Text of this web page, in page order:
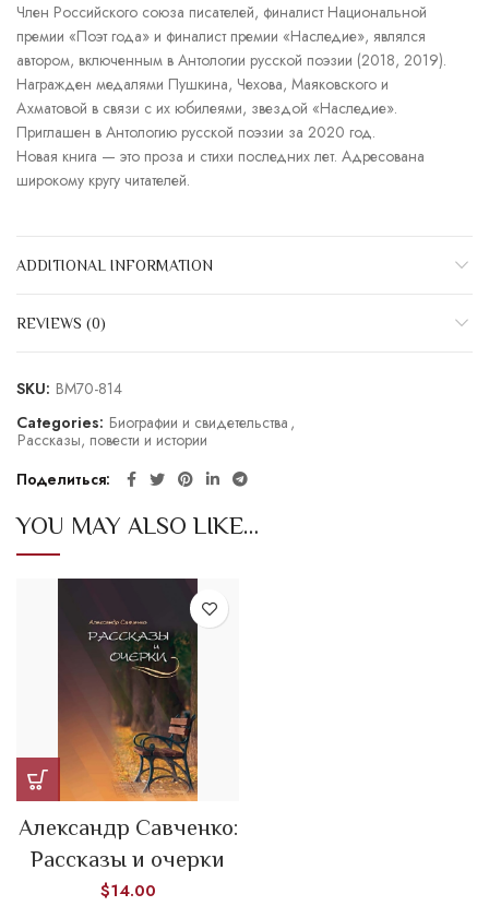
Член Российского союза писателей, финалист Национальной
премии «Поэт года» и финалист премии «Наследие», являлся
автором, включенным в Антологии русской поэзии (2018, 2019).
Награжден медалями Пушкина, Чехова, Маяковского и
Ахматовой в связи с их юбилеями, звездой «Наследие».
Приглашен в Антологию русской поэзии за 2020 год.
Новая книга — это проза и стихи последних лет. Адресована
широкому кругу читателей.
ADDITIONAL INFORMATION
REVIEWS (0)
SKU: BM70-814
Categories: Биографии и свидетельства ,
Рассказы, повести и истории
Поделиться
YOU MAY ALSO LIKE…
Александр Савченко:
Рассказы и очерки
$14.00